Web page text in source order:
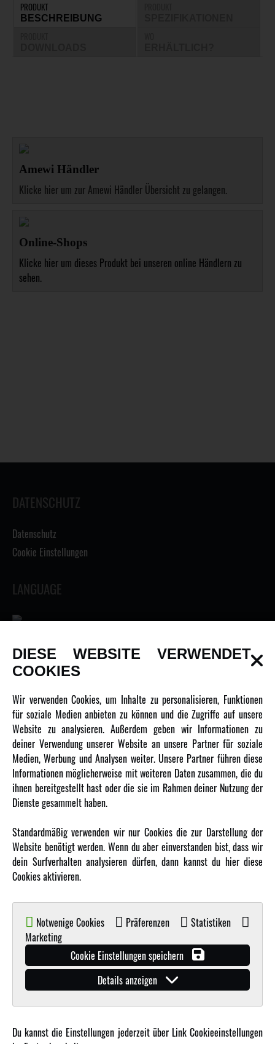
PRODUKT
BESCHREIBUNG
Amewi Händler
Klicke hier um zur Amewi Händler Übersicht zu gelangen.
Online-Shops
Klicke hier um dieses Produkt bei unseren online Händlern zu
sehen.
DATENSCHUTZ
Datenschutz
Cookie Einstellungen
LANGUAGE
INFORMATIONEN
Newsletter
Über uns
Karriere
Amewi Kataloge
MEHR VON AMEWI
Amewi Construction - Nutzfahrzeuge
Malinos - Die kreative Seite von Amewi
Werden Sie Amewi Händler
© Copyright 2019 - 2026 Amewi Trade GmbH - Alle Rechte vorbehalten |Impressum| Der
DIESE WEBSITE VERWENDET
COOKIES
Wir verwenden Cookies, um Inhalte zu personalisieren, Funktionen
für soziale Medien anbieten zu können und die Zugriffe auf unsere
Website zu analysieren. Außerdem geben wir Informationen zu
deiner Verwendung unserer Website an unsere Partner für soziale
Medien, Werbung und Analysen weiter. Unsere Partner führen diese
Informationen möglicherweise mit weiteren Daten zusammen, die du
ihnen bereitgestellt hast oder die sie im Rahmen deiner Nutzung der
Dienste gesammelt haben.
Standardmäßig verwenden wir nur Cookies die zur Darstellung der
Website benötigt werden. Wenn du aber einverstanden bist, dass wir
dein Surfverhalten analysieren dürfen, dann kannst du hier diese
Cookies aktivieren.
Notwenige Cookies Präferenzen
Statistiken
Marketing
Cookie Einstellungen speichern
Details anzeigen
Du kannst die Einstellungen jederzeit über Link Cookieeinstellungen